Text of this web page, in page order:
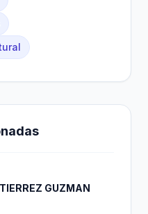
GUZMAN